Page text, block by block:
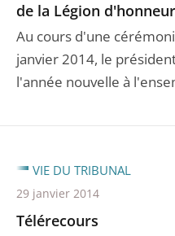
de la Légion d'honneur
Au cours d'une
janvier 2014, le
l'année nouvelle à
Télérecours
VIE DU TRIBUNAL
29 janvier 2014